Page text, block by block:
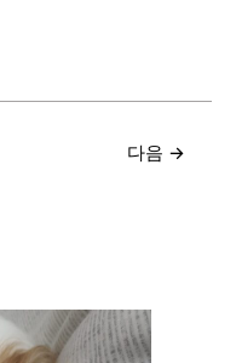
다음 →